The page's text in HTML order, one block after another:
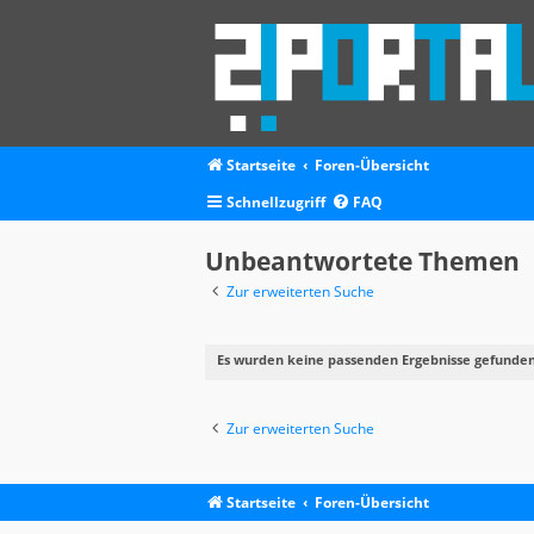
Startseite
Foren-Übersicht
Schnellzugriff
FAQ
Unbeantwortete Themen
Zur erweiterten Suche
Es wurden keine passenden Ergebnisse
Zur erweiterten Suche
Startseite Foren-Übersicht